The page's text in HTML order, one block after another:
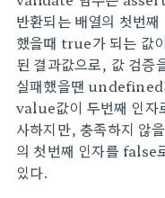
반환되는 배열의 첫번
했을때 true가 되는 값
된 결과값으로, 값 검증
실패했을땐 undefined
value값이 두번째 인자
사하지만, 충족하지
의 첫번째 인자를 false
있다.